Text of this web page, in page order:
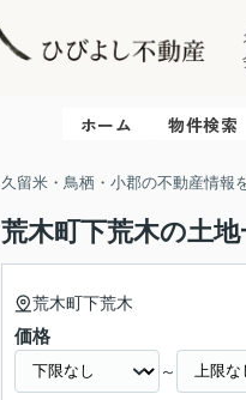
ホーム 物件検索
久留米・鳥栖・小郡の不動産情報
荒木町下荒木の土地
荒木町下荒木
価格
～